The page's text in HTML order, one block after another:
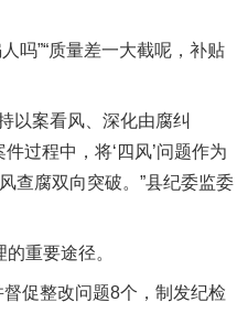
吗”“质量差一大截呢，补贴
案看风、深化由腐纠
过程中，将‘四风’问题作为
查腐双向突破。”县纪委监委
重要途径。
促整改问题8个，制发纪检
欠条伤亲情 巡回调解促和解..